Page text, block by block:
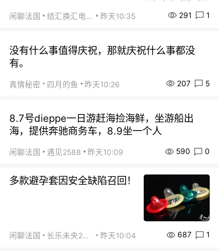
闲聊法国 结汇换汇电汇 昨天10:35 291 1
没有什么事值得庆祝，那就庆祝什么事都没
有。
真情秘密 四月的鱼 昨天10:26 207 5
8.7号dieppe一日游赶海捡海鲜，坐游船出
海，提供奔驰商务车，8.9坐一个人
闲聊法国 遇见2588 昨天10:09 590 0
多款避孕套因安全缺陷召回！
闲聊法国 长乐未央2015 昨天10:04 687 1